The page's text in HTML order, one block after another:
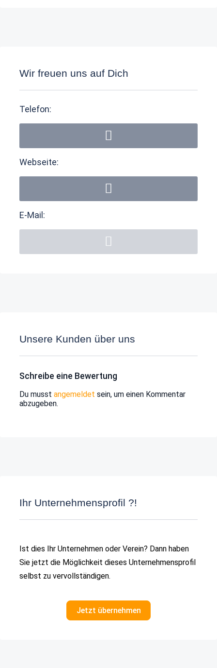
Wir freuen uns auf Dich
Telefon:
Webseite:
E-Mail:
Unsere Kunden über uns
Schreibe eine Bewertung
Du musst angemeldet sein, um einen Kommentar
abzugeben.
Ihr Unternehmensprofil ?!
Ist dies Ihr Unternehmen oder Verein? Dann haben
Sie jetzt die Möglichkeit dieses Unternehmensprofil
selbst zu vervollständigen.
Jetzt übernehmen